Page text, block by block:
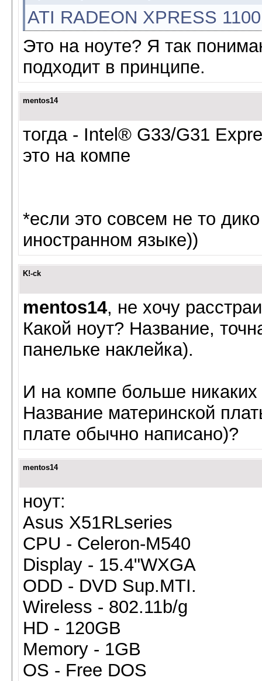
ATI RADEON XPRESS 1100
Это на ноуте? Я так
подходит в принципе.
mentos14
тогда - Intel® G33/G31
это на компе
*если это совсем не то
иностранном языке))
K!-ck
mentos14, не хочу
Какой ноут? Название,
панельке наклейка).
И на компе больше
Название материнской
плате обычно написано)?
mentos14
ноут:
Asus X51RLseries
CPU - Celeron-M540
Display - 15.4"WXGA
ODD - DVD Sup.MTI.
Wireless - 802.11b/g
HD - 120GB
Memory - 1GB
OS - Free DOS